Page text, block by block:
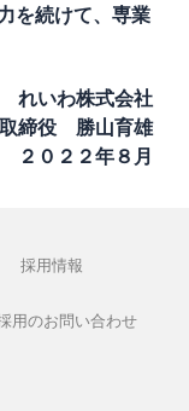
を続けて、専業
れいわ株式会社
締役 勝山育雄
２０２２年８月
採用情報
用のお問い合わせ